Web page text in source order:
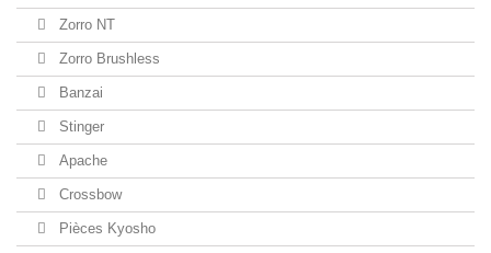
Zorro NT
Zorro Brushless
Banzai
Stinger
Apache
Crossbow
Pièces Kyosho